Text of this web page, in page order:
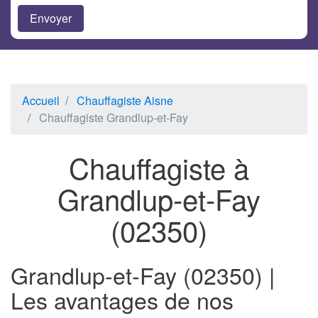
Accueil
Chauffagiste Aisne
Chauffagiste Grandlup-et-Fay
Chauffagiste à
Grandlup-et-Fay
(02350)
Grandlup-et-Fay (02350) |
Les avantages de nos